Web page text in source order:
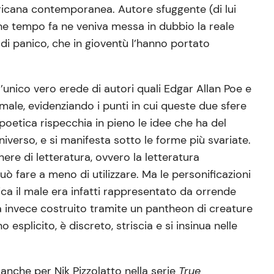
contemporanea. Autore sfuggente (di lui
tempo fa ne veniva messa in dubbio la reale
panico, che in gioventù l’hanno portato
vero erede di autori quali Edgar Allan Poe e
evidenziando i punti in cui queste due sfere
rispecchia in pieno le idee che ha del
e si manifesta sotto le forme più svariate.
di letteratura, ovvero la letteratura
fare a meno di utilizzare. Ma le personificazioni
il male era infatti rappresentato da orrende
invece costruito tramite un pantheon di creature
esplicito, è discreto, striscia e si insinua nelle